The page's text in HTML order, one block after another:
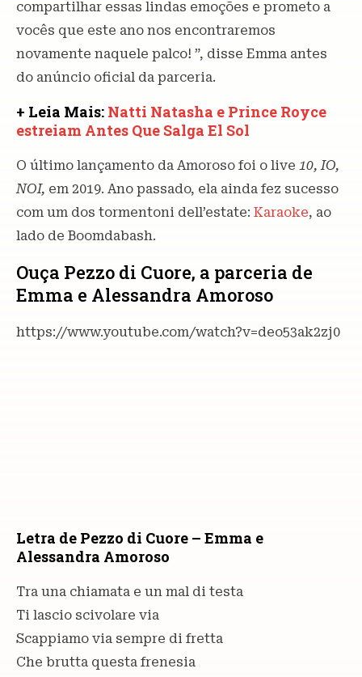
compartilhar essas lindas emoções e prometo a
vocês que este ano nos encontraremos
novamente naquele palco! ”, disse Emma antes
do anúncio oficial da parceria.
+ Leia Mais: Natti Natasha e Prince Royce
estreiam Antes Que Salga El Sol
O último lançamento da Amoroso foi o live 10, IO,
NOI, em 2019. Ano passado, ela ainda fez sucesso
com um dos tormentoni dell’estate: Karaoke, ao
lado de Boomdabash.
Ouça Pezzo di Cuore, a parceria de
Emma e Alessandra Amoroso
https://www.youtube.com/watch?v=deo53ak2zj0
Letra de Pezzo di Cuore – Emma e
Alessandra Amoroso
Tra una chiamata e un mal di testa
Ti lascio scivolare via
Scappiamo via sempre di fretta
Che brutta questa frenesia